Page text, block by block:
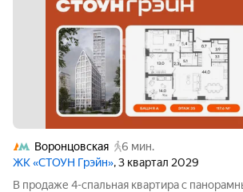
Воронцовская
6 мин.
ЖК «СТОУН Грэйн», 3 квартал 2029
В продаже 4-спальная квартира с